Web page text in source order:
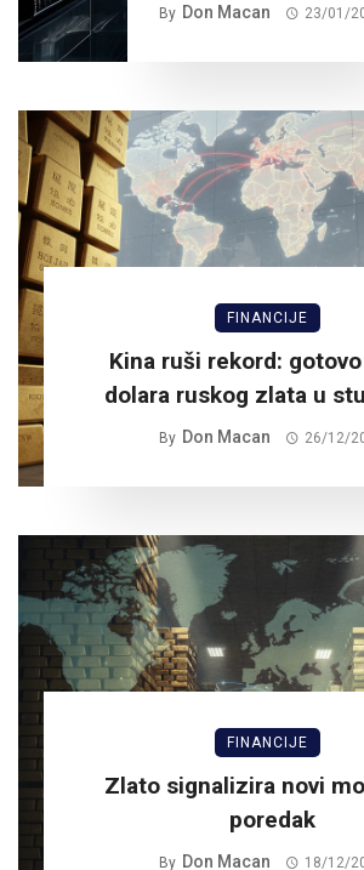
By Don Macan 23/01/
FINANCIJE
Kina ruši rekord:
dolara ruskog zlata u
By Don Macan 26/12/
FINANCIJE
Zlato signalizira novi
poredak
By Don Macan 18/12/